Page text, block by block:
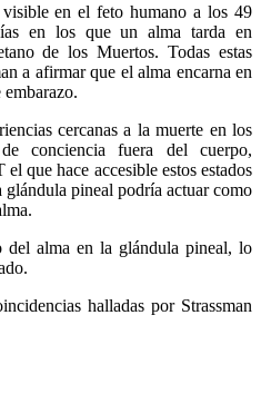
en el feto humano a los 49
en los que un alma tarda en
de los Muertos. Todas estas
a afirmar que el alma encarna en
embarazo.
cercanas a la muerte en los
conciencia fuera del cuerpo,
que hace accesible estos estados
pineal podría actuar como
del alma en la glándula pineal, lo
halladas por Strassman